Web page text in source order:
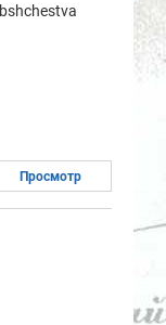
Просмотр